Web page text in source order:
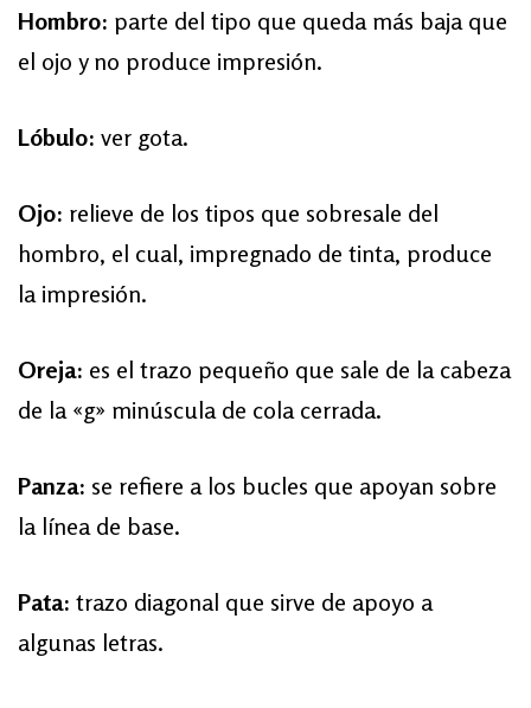
Hombro: parte del tipo que queda más baja que
el ojo y no produce impresión.
Lóbulo: ver gota.
Ojo: relieve de los tipos que sobresale del
hombro, el cual, impregnado de tinta, produce
la impresión.
Oreja: es el trazo pequeño que sale de la cabeza
de la «g» minúscula de cola cerrada.
Panza: se refiere a los bucles que apoyan sobre
la línea de base.
Pata: trazo diagonal que sirve de apoyo a
algunas letras.